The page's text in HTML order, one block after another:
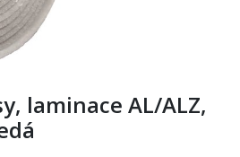
laminace AL/ALZ,